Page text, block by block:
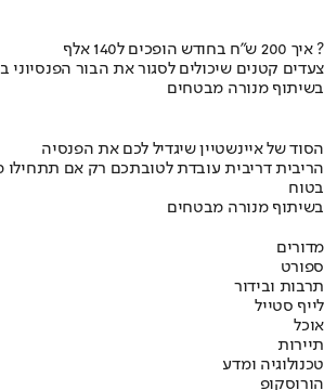
איך 200 ש"ח בחודש הופכים ל140 אלף ?
צעדים קטנים שיכולים לסגור את הבור הפנסיוני
בשיתוף מנורה מבטחים
הסוד של איינשטיין שיגדיל לכם את הפנסיה
הריבית דריבית עובדת לטובתכם רק אם תתחילו
בטוח
בשיתוף מנורה מבטחים
מדורים
ספורט
תרבות ובידור
לייף סטייל
אוכל
תיירות
טכנולוגיה ומדע
הורוסקופ